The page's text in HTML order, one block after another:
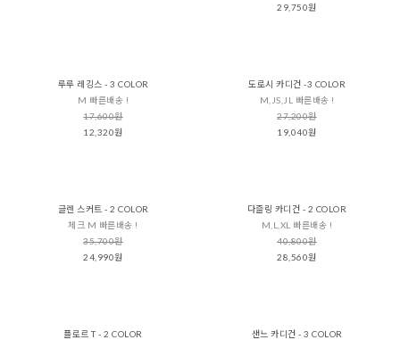
29,750원
루루 레깅스 - 3 COLOR
M 빠른배송 !
17,600원
12,320원
도로시 카디건 -3 COLOR
M,JS,JL 빠른배송 !
27,200원
19,040원
글렌 스커트 - 2 COLOR
체크 M 빠른배송 !
35,700원
24,990원
다즐링 카디건 - 2 COLOR
M,L,XL 빠른배송 !
40,800원
28,560원
플로르 T - 2 COLOR
샌느 카디건 - 3 COLOR